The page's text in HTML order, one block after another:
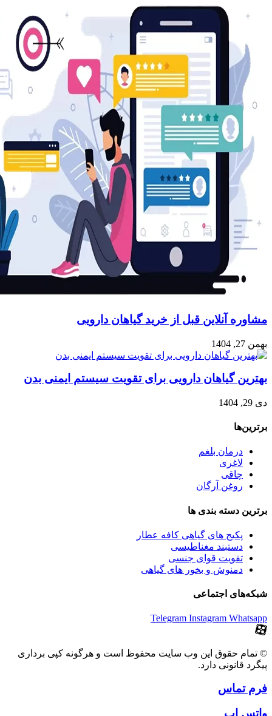
مشاوره آنلاین قبل از خرید گیاهان دارویی
بهمن 27, 1404
بهترین گیاهان دارویی برای تقویت سیستم ایمنی بدن
دی 29, 1404
برترین‌ها
درمان بلغم
لاغری
چاقی
روغن آرگان
برترین‌ دسته بندی ها
پکیج های گیاهی کافه عطار
دستبند مغناطیسی
تقویت قوای جنسی
دمنوش و بخور های گیاهی
شبکه‌های اجتماعی
Telegram Instagram Whatsapp
© تمام حقوق این وب سایت محفوظ است و هرگونه کپی برداری
پیگرد قانونی دارد.
فرم تماس
واتس اپ